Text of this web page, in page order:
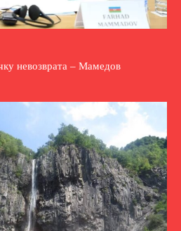
невозврата – Мамедов